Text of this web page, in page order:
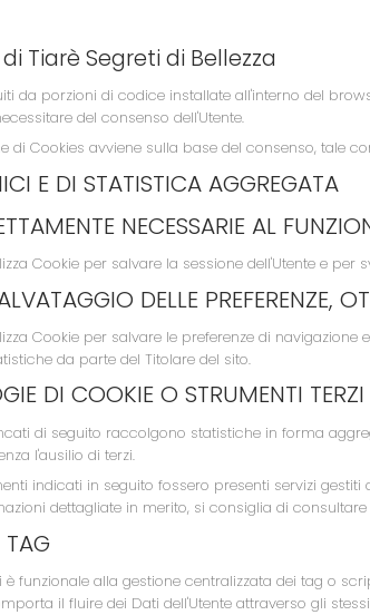
Tiarè Segreti di Bellezza
da porzioni di codice installate all'interno del
del consenso dell'Utente.
di Cookies avviene sulla base del consenso,
E DI STATISTICA AGGREGATA
NECESSARIE AL
Cookie per salvare la sessione dell'Utente e
DELLE PREFERENZE,
Cookie per salvare le preferenze di
da parte del Titolare del sito.
DI COOKIE O STRUMENTI
di seguito raccolgono statistiche in forma
l'ausilio di terzi.
indicati in seguito fossero presenti servizi
dettagliate in merito, si consiglia di
TAG
è funzionale alla gestione centralizzata dei tag o
il fluire dei Dati dell'Utente attraverso gli